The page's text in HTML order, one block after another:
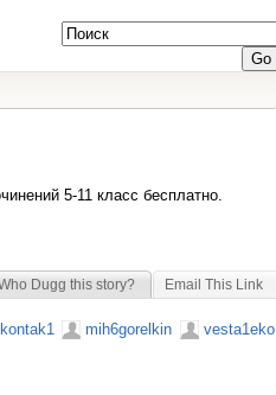
5-11 класс бесплатно.
Dugg this story? Email This Link
mih6gorelkin vesta1eko